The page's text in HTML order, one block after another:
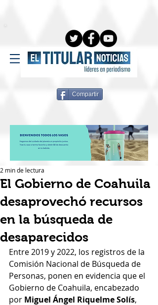
Compartir
El Gobierno de Coahuila
desaprovechó recursos
en la búsqueda de
desaparecidos
2 min de lectura
Entre 2019 y 2022, los registros de la
Comisión Nacional de Búsqueda de
Personas, ponen en evidencia que el
Gobierno de Coahuila, encabezado
por Miguel Ángel Riquelme Solís,